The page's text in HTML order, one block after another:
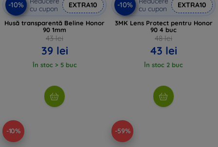
-10%
cu cupon
EXTRA10
Husă transparentă Beline Honor
90 1mm
43 lei
39 lei
În stoc > 5 buc
-10%
cu cupon
EXTRA10
3MK Lens Protect pentru Honor
90 4 buc
48 lei
43 lei
În stoc 2 buc
-10% -59%